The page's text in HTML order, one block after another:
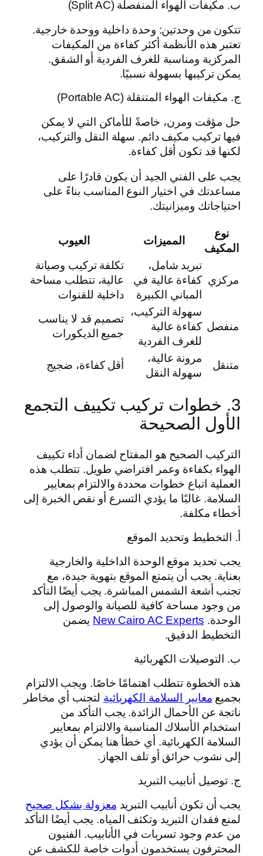
ب. مكيفات الهواء المنفصلة (Split AC)
تتكون من وحدتين: وحدة داخلية ووحدة خارجية.
تعتبر هذه الأنظمة أكثر كفاءة من المكيفات
المركزية ومناسبة للغرف الفردية أو الشقق.
يمكن تركيبها بسهولة نسبيًا.
ج. مكيفات الهواء المتنقلة (Portable AC)
حل مؤقت ومرن، خاصةً للأماكن التي لا يمكن
فيها تركيب مكيف دائم. سهلة النقل والتركيب،
لكنها قد تكون أقل كفاءة.
يجب على الفني الجيد أن يكون قادرًا على
مساعدتك في اختيار النوع المناسب بناءً على
احتياجاتك وميزانيتك.
نوع
المكيف
المميزات العيوب
مركزي
تبريد شامل،
كفاءة عالية في
المباني الكبيرة
تكلفة تركيب وصيانة
عالية، تتطلب مساحة
داخلية للقنوات
منفصل
سهولة التركيب،
كفاءة عالية
للغرف الفردية
تصميم قد لا يناسب
جميع الديكورات
متنقل
مرونة عالية،
سهولة النقل
أقل كفاءة، ضجيج
3. خطوات تركيب تكييف التجمع
الأول الصحيحة
التركيب الصحيح هو المفتاح لضمان أداء تكييف
الهواء بكفاءة وعمر افتراضي طويل. تتطلب هذه
العملية اتباع خطوات محددة والالتزام بمعايير
السلامة. غالبًا ما يؤدي التسرع أو نقص الخبرة إلى
أخطاء مكلفة.
أ. التخطيط وتحديد الموقع
يجب تحديد موقع الوحدة الداخلية والخارجية
بعناية. يجب أن يتمتع الموقع بتهوية جيدة، مع
تجنب أشعة الشمس المباشرة. يجب أيضًا التأكد
من وجود مساحة كافية للصيانة والوصول إلى
الوحدة. New Cairo AC Experts يضمن
التخطيط الدقيق.
ب. التوصيلات الكهربائية
هذه الخطوة تتطلب اهتمامًا خاصًا. ويجب الالتزام
بجميع معايير السلامة الكهربائية لتجنب أي مخاطر
ناتجة عن الأحمال الزائدة. يجب التأكد من
استخدام الأسلاك المناسبة والالتزام بمعايير
السلامة الكهربائية. أي خطأ هنا يمكن أن يؤدي
إلى نشوب حرائق أو تلف الجهاز.
ج. توصيل أنابيب التبريد
يجب أن تكون أنابيب التبريد معزولة بشكل صحيح
لمنع فقدان التبريد وتكثف المياه. يجب أيضًا التأكد
من عدم وجود تسربات في الأنابيب. الفنيون
المحترفون يستخدمون أدوات خاصة للكشف عن